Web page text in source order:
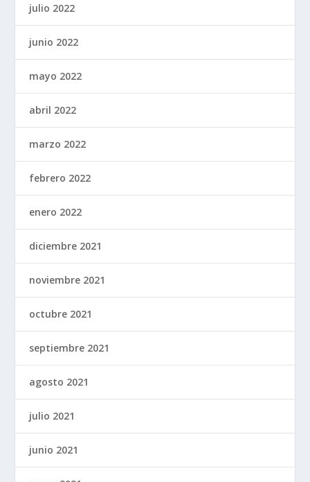
julio 2022
junio 2022
mayo 2022
abril 2022
marzo 2022
febrero 2022
enero 2022
diciembre 2021
noviembre 2021
octubre 2021
septiembre 2021
agosto 2021
julio 2021
junio 2021